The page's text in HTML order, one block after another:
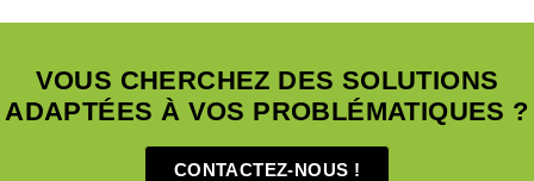
VOUS CHERCHEZ DES SOLUTIONS
ADAPTÉES À VOS PROBLÉMATIQUES ?
CONTACTEZ-NOUS !